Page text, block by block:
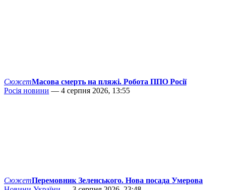
СюжетМасова смерть на пляжі. Робота ППО Росії
Росія новини — 4 серпня 2026, 13:55
СюжетПеремовник Зеленського. Нова посада Умерова